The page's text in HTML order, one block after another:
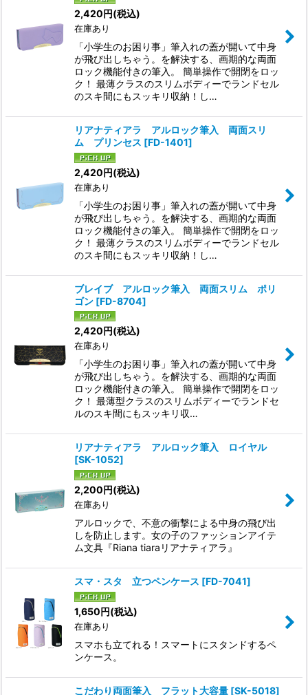
2,420円(税込)
在庫あり
「小学生のお困り事」筆入れの蓋が開いて中身
が飛び出しちゃう。を解決する、画期的な両面
ロック機能付きの筆入。 簡単操作で開閉をロッ
ク！ 最薄クラスのスリムボディーでランドセル
のスキ間にもスッキリ収納！し…
リアナティアラ アルロック筆入 両面スリ
ム プリンセス [FD-1401]
2,420円(税込)
在庫あり
「小学生のお困り事」筆入れの蓋が開いて中身
が飛び出しちゃう。を解決する、画期的な両面
ロック機能付きの筆入。 簡単操作で開閉をロッ
ク！ 最薄クラスのスリムボディーでランドセル
のスキ間にもスッキリ収納！し…
ブレイブ アルロック筆入 両面スリム ポリ
ゴン [FD-8704]
2,420円(税込)
在庫あり
「小学生のお困り事」筆入れの蓋が開いて中身
が飛び出しちゃう。を解決する、画期的な両面
ロック機能付きの筆入。 簡単操作で開閉をロッ
ク！ 最薄型クラスのスリムボディーでランドセ
ルのスキ間にもスッキリ収…
リアナティアラ アルロック筆入 ロイヤル
[SK-1052]
2,200円(税込)
在庫あり
アルロックで、不意の衝撃による中身の飛び出
しを防止します。女の子のファッションアイテ
ム文具『Riana tiaraリアナティアラ』
スマ・スタ 立つペンケース [FD-7041]
1,650円(税込)
在庫あり
スマホも立てれる！スマートにスタンドするペ
ンケース。
こだわり両面筆入 フラット大容量 [SK-5018]